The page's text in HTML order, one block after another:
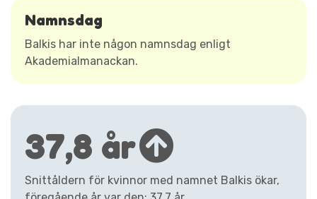
Namnsdag
Balkis har inte någon namnsdag enligt
Akademialmanackan.
37,8 år
Snittåldern för kvinnor med namnet Balkis ökar,